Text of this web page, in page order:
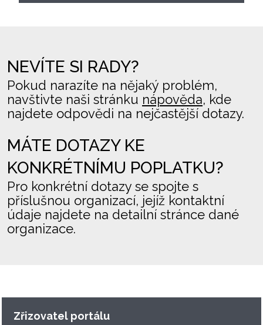
NEVÍTE SI RADY?
Pokud narazíte na nějaký problém,
navštivte naši stránku nápověda, kde
najdete odpovědi na nejčastější dotazy.
MÁTE DOTAZY KE
KONKRÉTNÍMU POPLATKU?
Pro konkrétní dotazy se spojte s
příslušnou organizací, jejíž kontaktní
údaje najdete na detailní stránce dané
organizace.
Zřizovatel portálu